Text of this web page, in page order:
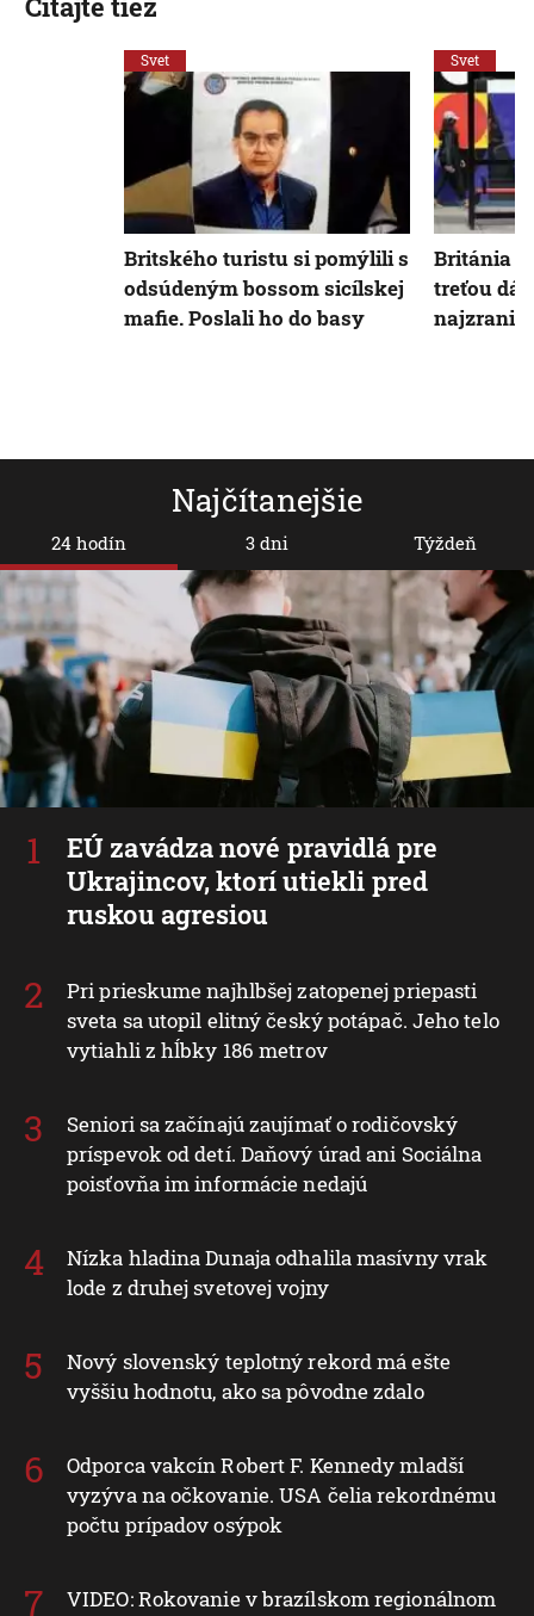
Najčítanejšie
24 hodín
EÚ zavádza nové pravidlá pre
Ukrajincov, ktorí utiekli pred
ruskou agresiou
Pri prieskume najhlbšej zatopenej priepasti
sveta sa utopil elitný český potápač. Jeho telo
vytiahli z hĺbky 186 metrov
Seniori sa začínajú zaujímať o rodičovský
príspevok od detí. Daňový úrad ani Sociálna
poisťovňa im informácie nedajú
Nízka hladina Dunaja odhalila masívny vrak
lode z druhej svetovej vojny
Nový slovenský teplotný rekord má ešte
vyššiu hodnotu, ako sa pôvodne zdalo
Odporca vakcín Robert F. Kennedy mladší
vyzýva na očkovanie. USA čelia rekordnému
počtu prípadov osýpok
VIDEO: Rokovanie v brazílskom regionálnom
3 dni Týždeň
Čítajte tiež
Svet
Britského turistu si pomýlili s
odsúdeným bossom sicílskej
mafie. Poslali ho do basy
Svet
Británia
treťou